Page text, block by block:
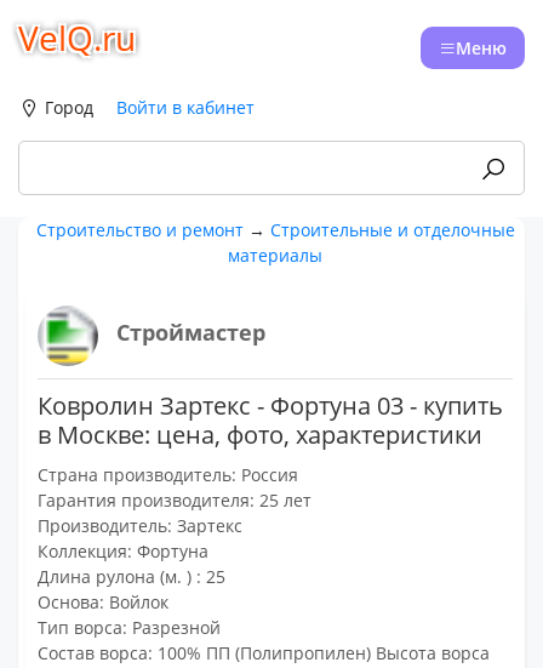
VelQ.ru Меню
Город Войти в кабинет
Строительство и ремонт→ Строительные и отделочные
материалы
Строймастер
Ковролин Зартекс - Фортуна 03 - купить
в Москве: цена, фото, характеристики
Страна производитель: Россия
Гарантия производителя: 25 лет
Производитель: Зартекс
Коллекция: Фортуна
Длина рулона (м. ) : 25
Основа: Войлок
Тип ворса: Разрезной
Состав ворса: 100% ПП (Полипропилен) Высота ворса